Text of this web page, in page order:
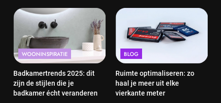
WOONINSPIRATIE
Badkamertrends 2025: dit
zijn de stijlen die je
badkamer écht veranderen
BLOG
Ruimte optimaliseren: zo
haal je meer uit elke
vierkante meter